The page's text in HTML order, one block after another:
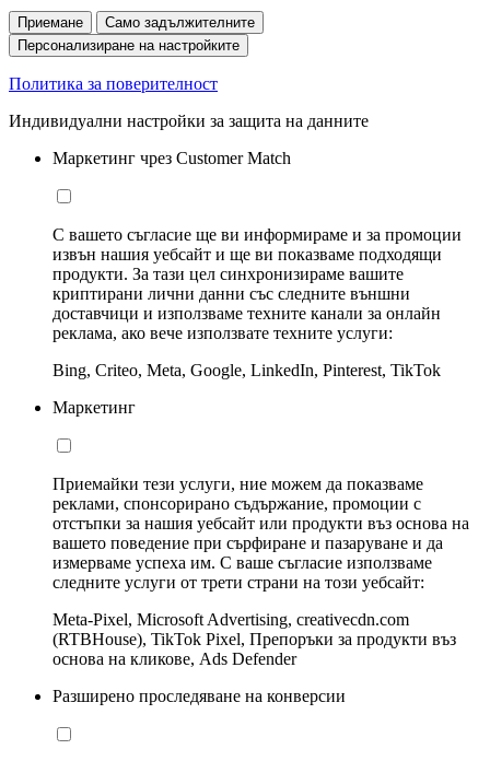
Приемане
Само задължителните
Персонализиране на настройките
Политика за поверителност
Индивидуални настройки за защита на данните
Маркетинг чрез Customer Match
С вашето съгласие ще ви информираме и за промоции
извън нашия уебсайт и ще ви показваме подходящи
продукти. За тази цел синхронизираме вашите
криптирани лични данни със следните външни
доставчици и използваме техните канали за онлайн
реклама, ако вече използвате техните услуги:
Bing, Criteo, Meta, Google, LinkedIn, Pinterest, TikTok
Маркетинг
Приемайки тези услуги, ние можем да показваме
реклами, спонсорирано съдържание, промоции с
отстъпки за нашия уебсайт или продукти въз основа на
вашето поведение при сърфиране и пазаруване и да
измерваме успеха им. С ваше съгласие използваме
следните услуги от трети страни на този уебсайт:
Meta-Pixel, Microsoft Advertising, creativecdn.com
(RTBHouse), TikTok Pixel, Препоръки за продукти въз
основа на кликове, Ads Defender
Разширено проследяване на конверсии